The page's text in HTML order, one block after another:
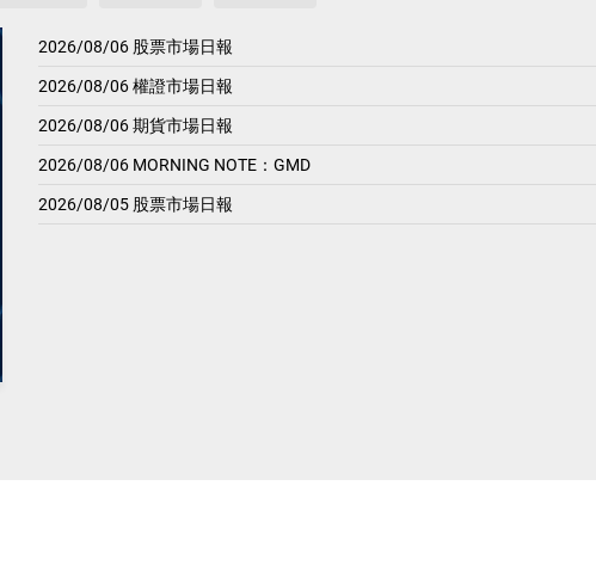
2026/08/06 股票市場日報
2026/08/06 權證市場日報
2026/08/06 期貨市場日報
2026/08/06 MORNING NOTE：GMD
2026/08/05 股票市場日報